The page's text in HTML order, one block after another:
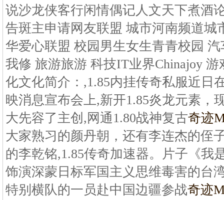
说沙龙侠客行闲情偶记人文天下煮酒
告斑主申请网友联盟 城市河南频道城
华爱心联盟 校园男生女生青青校园
我修 旅游旅游 科技IT业界Chinajoy
化文化简介：,1.85内挂传奇私服近日
映消息宣布会上,新开1.85炎龙元素，
大先容了主创,网通1.80战神复古奇迹
大家熟习的颜丹朝，还有李连杰的侄
的李乾铭,1.85传奇加速器。片子《我
饰演深蒙日标军国主义思维毒害的台
特别横队的一员赴中国边疆参战奇迹